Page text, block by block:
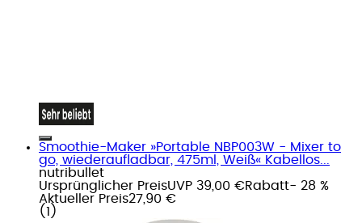
Smoothie-Maker »Portable NBP003W - Mixer to
go, wiederaufladbar, 475ml, Weiß« Kabellos...
nutribullet
Ursprünglicher PreisUVP 39,00 €Rabatt- 28 %
Aktueller Preis27,90 €
( 1 )